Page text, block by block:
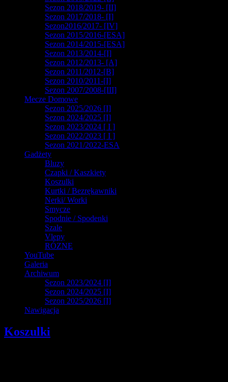
Sezon 2018/2019- [II]
Sezon 2017/2018- [I]
Sezon2016/2017- [IV]
Sezon 2015/2016-[ESA]
Sezon 2014/2015-[ESA]
Sezon 2013/2014-[I]
Sezon 2012/2013- [A]
Sezon 2011/2012-[B]
Sezon 2010/2011-[I]
Sezon 2007/2008-[III]
Mecze Domowe
Sezon 2025/2026 [I]
Sezon 2024/2025 [I]
Sezon 2023/2024 [ I ]
Sezon 2022/2023 [ I ]
Sezon 2021/2022-ESA
Gadżety
Bluzy
Czapki / Kaszkiety
Koszulki
Kurtki / Bezrękawniki
Nerki/ Worki
Smycze
Spodnie / Spodenki
Szale
Vlepy
RÓZNE
YouTube
Galeria
Archiwum
Sezon 2023/2024 [I]
Sezon 2024/2025 [I]
Sezon 2025/2026 [I]
Nawigacja
Koszulki